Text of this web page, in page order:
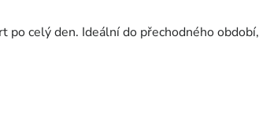
celý den. Ideální do přechodného období,